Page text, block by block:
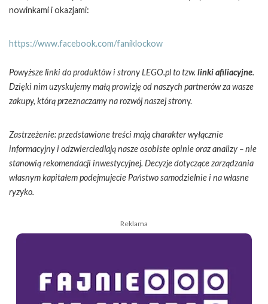
nowinkami i okazjami:
https://www.facebook.com/faniklockow
Powyższe linki do produktów i strony LEGO.pl to tzw. linki afiliacyjne.
Dzięki nim uzyskujemy małą prowizję od naszych partnerów za wasze
zakupy, którą przeznaczamy na rozwój naszej strony.
Zastrzeżenie: przedstawione treści mają charakter wyłącznie
informacyjny i odzwierciedlają nasze osobiste opinie oraz analizy – nie
stanowią rekomendacji inwestycyjnej. Decyzje dotyczące zarządzania
własnym kapitałem podejmujecie Państwo samodzielnie i na własne
ryzyko.
Reklama